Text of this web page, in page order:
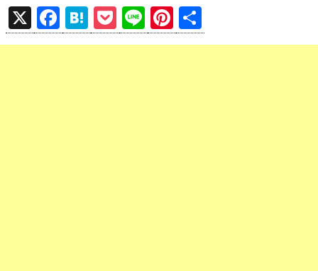
X
F
a
H
at
P
o
Li
n
Pi
nt 有